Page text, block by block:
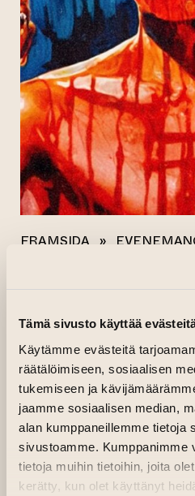
Tämä sivusto käyttää
Käytämme evästeitä
räätälöimiseen, sosiaalisen
tukemiseen ja
jaamme sosiaalisen median,
alan kumppaneillemme tietoja
sivustoamme. Kumppanimme
tietoja muihin tietoihin, joita
kerätty, kun olet käyttänyt
FRAMSIDA »
CD:
23.01.2025 kl.
Kino Kilta